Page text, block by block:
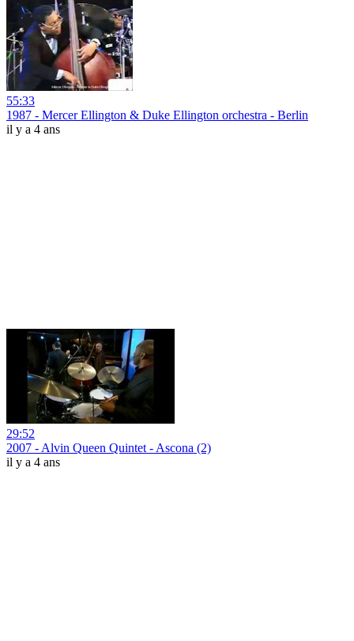
55:33
1987 - Mercer Ellington & Duke Ellington orchestra - Berlin
il y a 4 ans
29:52
2007 - Alvin Queen Quintet - Ascona (2)
il y a 4 ans